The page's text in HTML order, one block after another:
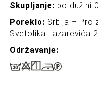
Skupljanje: po dužini
Poreklo: Srbija –
Svetolika Lazarevića
Održavanje: